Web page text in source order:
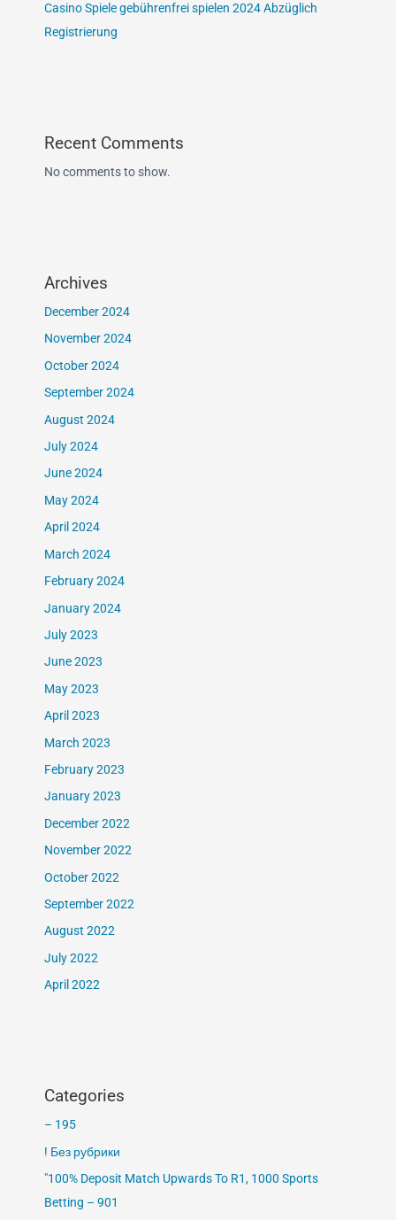
Casino Spiele gebührenfrei spielen 2024 Abzüglich
Registrierung
Recent Comments
No comments to show.
Archives
December 2024
November 2024
October 2024
September 2024
August 2024
July 2024
June 2024
May 2024
April 2024
March 2024
February 2024
January 2024
July 2023
June 2023
May 2023
April 2023
March 2023
February 2023
January 2023
December 2022
November 2022
October 2022
September 2022
August 2022
July 2022
April 2022
Categories
– 195
! Без рубрики
"100% Deposit Match Upwards To R1, 1000 Sports
Betting – 901